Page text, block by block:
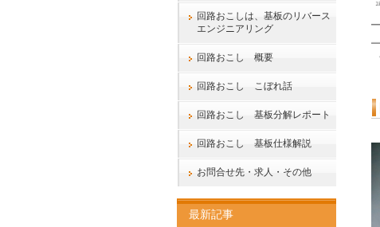
回路おこしは、基板のリバース
エンジニアリング
回路おこし 概要
回路おこし こぼれ話
回路おこし 基板分解レポート
回路おこし 基板仕様解説
お問合せ先・求人・その他
最新記事